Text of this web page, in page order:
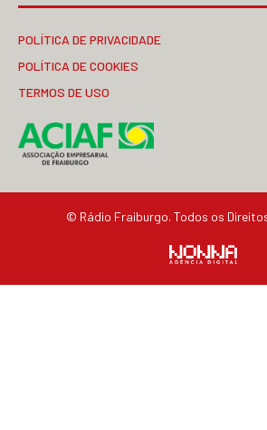
POLÍTICA DE PRIVACIDADE
POLÍTICA DE COOKIES
TERMOS DE USO
© Rádio Fraiburgo. Todos os